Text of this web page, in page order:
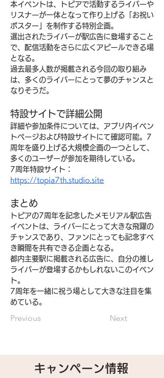
本イベントは、トピアで活動するライバーや
リスナーが一体となって作り上げる「お祝い
ポスター」を制作する特別企画。
選出されたライバーが駅広告に登場すること
で、配信活動をさらに広くアピールできる場
となる。
過去最多人数が掲載される今回の取り組み
は、多くのライバーにとって夢のチャンスと
なりそうだ。
特設サイトで詳細公開
詳細や参加条件については、アプリ内イベン
トページおよび特設サイトにて確認可能。7
周年を盛り上げる大規模企画の一つとして、
多くのユーザーが参加を期待している。
7周年特設サイト：
https://topia7th.studio.site
まとめ
トピアの7周年を記念したメモリアル駅広告
イベントは、ライバーにとって大きな飛躍の
チャンスであり、ファンにとっても記念すべ
き瞬間を共有できる企画となる。
都内主要駅に掲載される広告に、自分の推し
ライバーが登場するかもしれないこのイベン
ト。
7周年を一緒に祝う場として大きな注目を集
めている。
Previous Next
キャンペーン情報